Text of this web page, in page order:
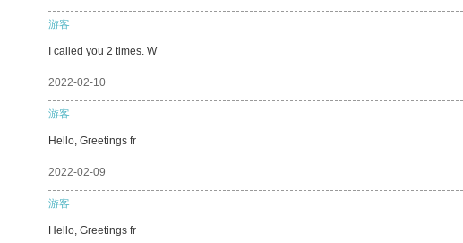
游客
I called you 2 times. W
2022-02-10
游客
Hello, Greetings fr
2022-02-09
游客
Hello, Greetings fr